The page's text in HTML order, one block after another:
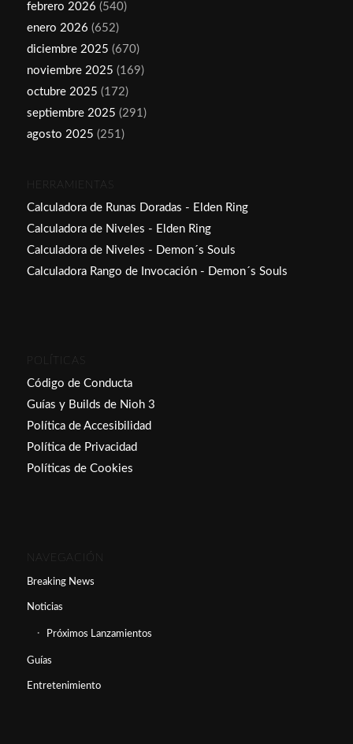
febrero 2026 (540)
enero 2026 (652)
diciembre 2025 (670)
noviembre 2025 (169)
octubre 2025 (172)
septiembre 2025 (291)
agosto 2025 (251)
HERRAMIENTAS
Calculadora de Runas Doradas - Elden Ring
Calculadora de Niveles - Elden Ring
Calculadora de Niveles - Demon´s Souls
Calculadora Rango de Invocación - Demon´s Souls
POLÍTICAS
Código de Conducta
Guías y Builds de Nioh 3
Política de Accesibilidad
Política de Privacidad
Políticas de Cookies
NAVEGACIÓN
Breaking News
Noticias
Próximos Lanzamientos
Guías
Entretenimiento